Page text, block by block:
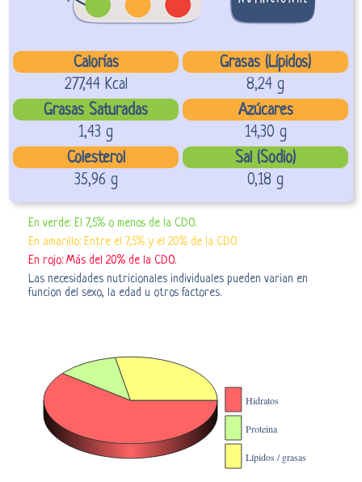
Calorías
Grasas (Lípidos)
277,44 Kcal
8,24 g
Grasas Saturadas
Azúcares
1,43 g
14,30 g
Colesterol
Sal (Sodio)
35,96 g
0,18 g
En verde: El 7,5% o menos de la CDO.
En amarillo: Entre el 7,5% y el 20% de la CDO.
En rojo: Más del 20% de la CDO.
Las necesidades nutricionales individuales pueden varian en
funcion del sexo, la edad u otros factores.